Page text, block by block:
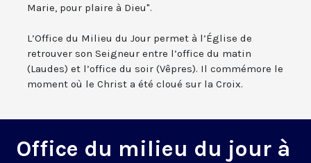
Marie, pour plaire à Dieu".
L’Office du Milieu du Jour permet à l’Église de
retrouver son Seigneur entre l’office du matin
(Laudes) et l’office du soir (Vêpres). Il commémore le
moment où le Christ a été cloué sur la Croix.
Office du milieu du jour à